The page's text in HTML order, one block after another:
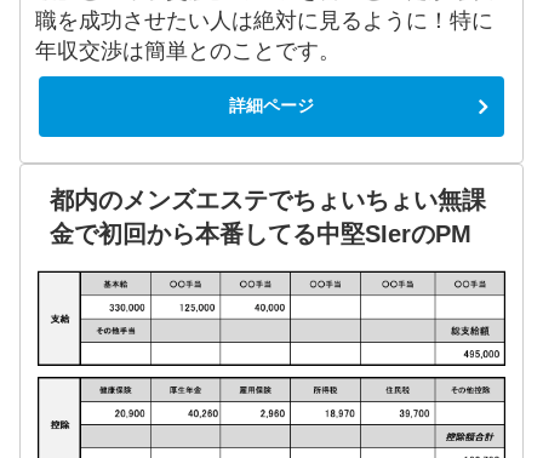
職を成功させたい人は絶対に見るように！特に
年収交渉は簡単とのことです。
詳細ページ
都内のメンズエステでちょいちょい無課
金で初回から本番してる中堅SIerのPM